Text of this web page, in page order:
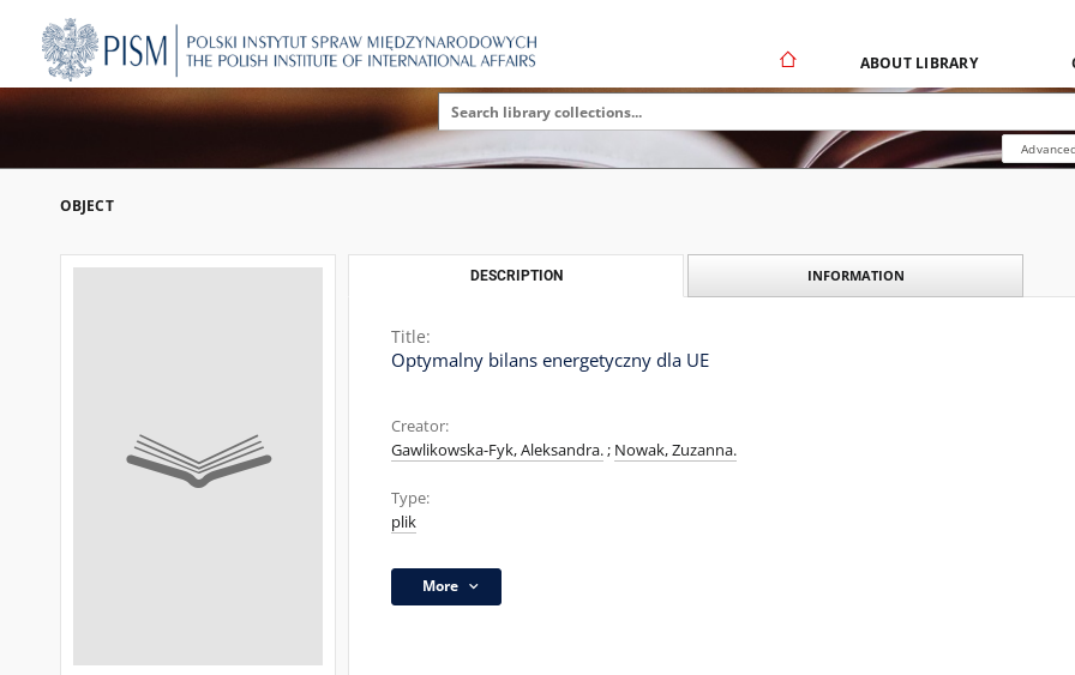
ABOUT LIBRARY
OBJECT
DESCRIPTION INFORMATION
Title:
Optymalny bilans energetyczny dla UE
Creator:
Gawlikowska-Fyk, Aleksandra.; Nowak, Zuzanna.
Type:
plik
More